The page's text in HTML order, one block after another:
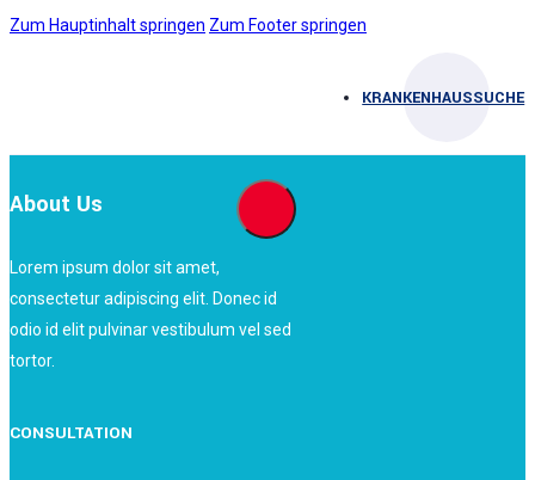
Zum Hauptinhalt springen Zum Footer springen
KRANKENHAUSSUCHE
About Us
Lorem ipsum dolor sit amet,
consectetur adipiscing elit. Donec id
odio id elit pulvinar vestibulum vel sed
tortor.
CONSULTATION